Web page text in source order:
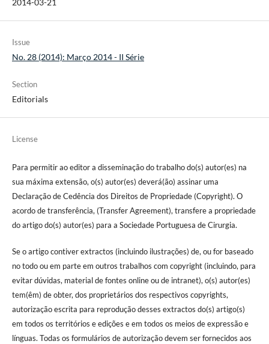
2014-03-21
Issue
No. 28 (2014): Março 2014 - II Série
Section
Editorials
License
Para permitir ao editor a disseminação do trabalho do(s) autor(es) na
sua máxima extensão, o(s) autor(es) deverá(ão) assinar uma
Declaração de Cedência dos Direitos de Propriedade (Copyright). O
acordo de transferência, (Transfer Agreement), transfere a propriedade
do artigo do(s) autor(es) para a Sociedade Portuguesa de Cirurgia.
Se o artigo contiver extractos (incluindo ilustrações) de, ou for baseado
no todo ou em parte em outros trabalhos com copyright (incluindo, para
evitar dúvidas, material de fontes online ou de intranet), o(s) autor(es)
tem(êm) de obter, dos proprietários dos respectivos copyrights,
autorização escrita para reprodução desses extractos do(s) artigo(s)
em todos os territórios e edições e em todos os meios de expressão e
línguas. Todas os formulários de autorização devem ser fornecidos aos